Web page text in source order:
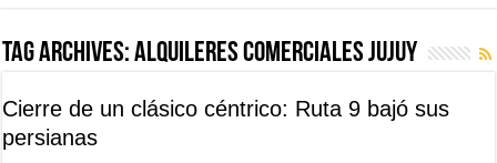
Tag Archives:alquileres comerciales Jujuy
Cierre de un clásico céntrico: Ruta 9 bajó sus
persianas